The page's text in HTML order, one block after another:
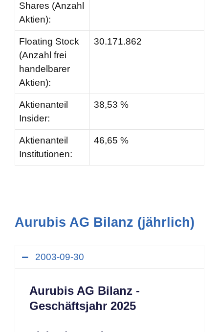
Shares (Anzahl
Aktien):
Floating Stock
(Anzahl frei
handelbarer
Aktien):
30.171.862
Aktienanteil
Insider:
38,53 %
Aktienanteil
Institutionen:
46,65 %
Aurubis AG Bilanz (jährlich)
2003-09-30
Aurubis AG Bilanz -
Geschäftsjahr 2025